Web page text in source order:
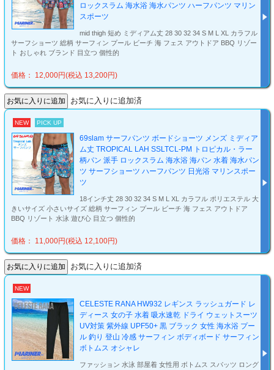
ロックスラム 海水浴 海水パンツ ハーフパンツ マリン
スポーツ
mid thigh 短め ミディアム丈 28 30 32 34 S M L XL カラフル
サーフショーツ 総柄 サーフィン プール ビーチ 海 フェス アウトドア BBQ リゾー
ト おしゃれ ブランド 目立つ 個性的
価格： 12,000円(税込 13,200円)
お気に入りに追加済
NEW PICK UP
69slam サーフパンツ ボードショーツ メンズ ミディア
ム丈 TROPICAL LAH SSLTCL-PM トロピカル・ラー
柄パン 派手 ロックスラム 海水浴 海パン 水着 海水パン
ツ サーフショーツ ハーフパンツ 日光浴 マリンスポー
ツ
18インチ丈 28 30 32 34 S M L XL カラフル ポリエステル 大
きいサイズ 小さいサイズ 総柄 サーフィン プール ビーチ 海 フェス アウトドア
BBQ リゾート 水泳 遊び心 目立つ 個性的
価格： 11,000円(税込 12,100円)
お気に入りに追加済
NEW
CELESTE RANA HW932 レギンス ラッシュガード レ
ディース 女の子 水着 吸水速乾 ドライ ウェットスーツ
UV対策 紫外線 UPF50+ 黒 ブラック 女性 海水浴 プー
ル 釣り 登山 冷感 サーフィン ボディボード サーフィン
ボトムス オシャレ
ファッション 水泳 部屋着 女性用 ボトムス スパッツ ロング